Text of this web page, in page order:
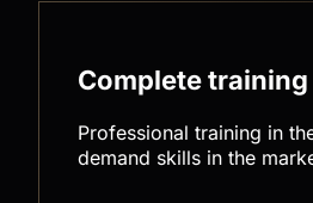
Complete
Professional training in
demand skills in the